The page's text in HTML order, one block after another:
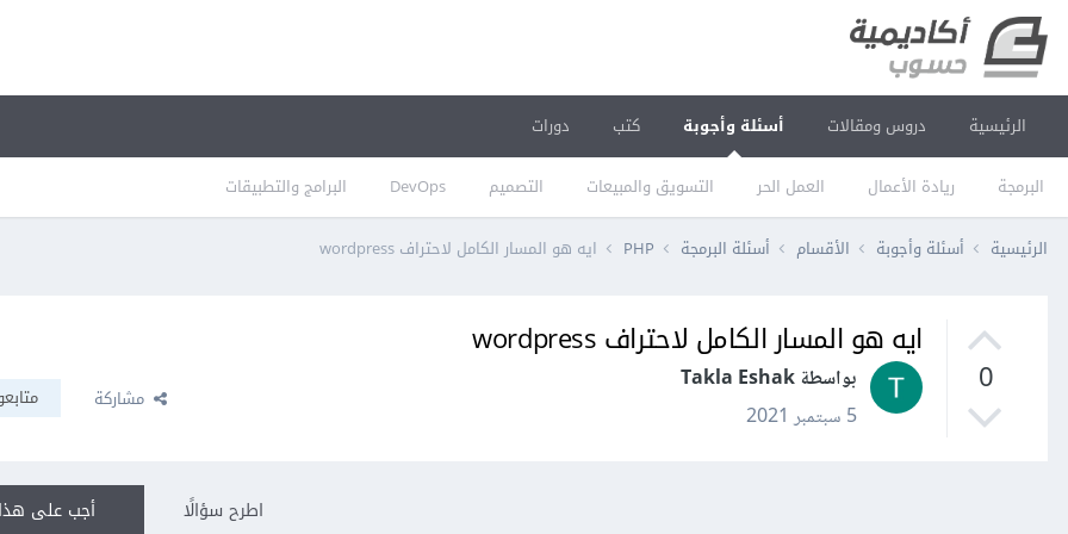
الرئيسية دروس ومقالات أسئلة وأجوبة
البرمجة ريادة الأعمال العمل الحر التسويق والمبيعات التصميم DevOps البرامج والتطبيقات
كتب دورات
الرئيسية أسئلة وأجوبة الأقسام أسئلة البرمجة PHP ايه هو المسار الكامل لاحتراف wordpress
0
ايه هو المسار الكامل لاحتراف wordpress
بواسطة Takla Eshak
5 سبتمبر 2021
مشاركة
أجب على اطرح سؤالًا